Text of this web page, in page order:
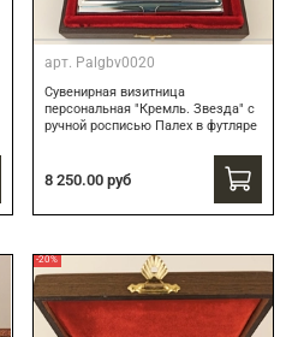
арт. Palgbv0020
Сувенирная визитница
персональная "Кремль. Звезда" с
ручной росписью Палех в футляре
8 250.00 руб
-20%